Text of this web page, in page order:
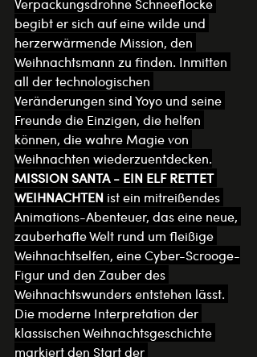
begibt er sich auf eine wilde und
herzerwärmende Mission, den
Weihnachtsmann zu finden. Inmitten
all der technologischen
Veränderungen sind Yoyo und seine
Freunde die Einzigen, die helfen
können, die wahre Magie von
Weihnachten wiederzuentdecken.
MISSION SANTA - EIN ELF RETTET
WEIHNACHTEN ist ein mitreißendes
Animations-Abenteuer, das eine neue,
zauberhafte Welt rund um fleißige
Weihnachtselfen, eine Cyber-Scrooge-
Figur und den Zauber des
Weihnachtswunders entstehen lässt.
Die moderne Interpretation der
klassischen Weihnachtsgeschichte
markiert den Start der